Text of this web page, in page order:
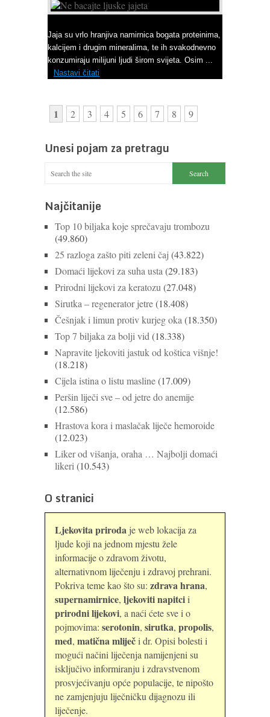
Jaja su vrlo hranjiva namirnica bogata proteinima,
kalcijem i drugim mineralima, te ih svakodnevno
konzumiraju milijuni ljudi širom svijeta. Osim ...
Nastavi čitati
1 2 3 4 5 6 7 8 9
Unesi pojam za pretragu
Najčitanije
Top 10 biljaka koje sprečavaju trombozu
(49.860)
25 razloga zašto piti zeleni čaj (43.822)
Domaći lijekovi za suha usta (29.183)
Prirodni lijekovi za keratozu (27.048)
Sirutka – regenerator jetre(18.408)
Češnjak i limun protiv kurjeg oka (18.350)
Top 7 biljaka za bolji vid (18.338)
Napravite ljekoviti jastuk od koštica višnje!
(18.218)
Cijela istina o listu masline(17.009)
Peršin liječi sve – od jetre do anemije
(12.586)
Hrastova kora i maslačak liječe hemoroide
(12.023)
Liker od višanja, oraha … Najbolji domaći
likeri (10.543)
O stranici
Ljekovita priroda je web lokacija za
ljude koji na jednom mjestu žele
informacije o zdravom životu,
alternativnom liječenju i zdravoj prehrani.
Pokriva teme kao što su: zdrava hrana,
supernamirnice, ljekoviti napitcii
prirodni lijekovi, a naći ćete sve i o
pojmovima: serotonin, sirutka, propolis,
med, matična mliječi dr. Opisi bolesti i
mogući načini liječenja namijenjeni su
isključivo informiranju i zdravstvenom
prosvjećivanju opće populacije, te nipošto
ne zamjenjuju liječničku dijagnozu ili
liječenje.